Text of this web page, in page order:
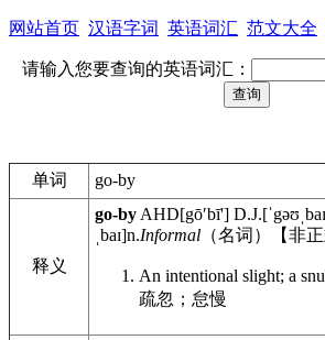
网站首页 汉语字词 英语词汇 范文大全
请输入您要查询的英语词汇：
单词 go-by
释义
go-by AHD[gōʹbī'] D.J.
ˌbaɪ]n.Informal （名词）【非
An intentional slight; a
疏忽；怠慢